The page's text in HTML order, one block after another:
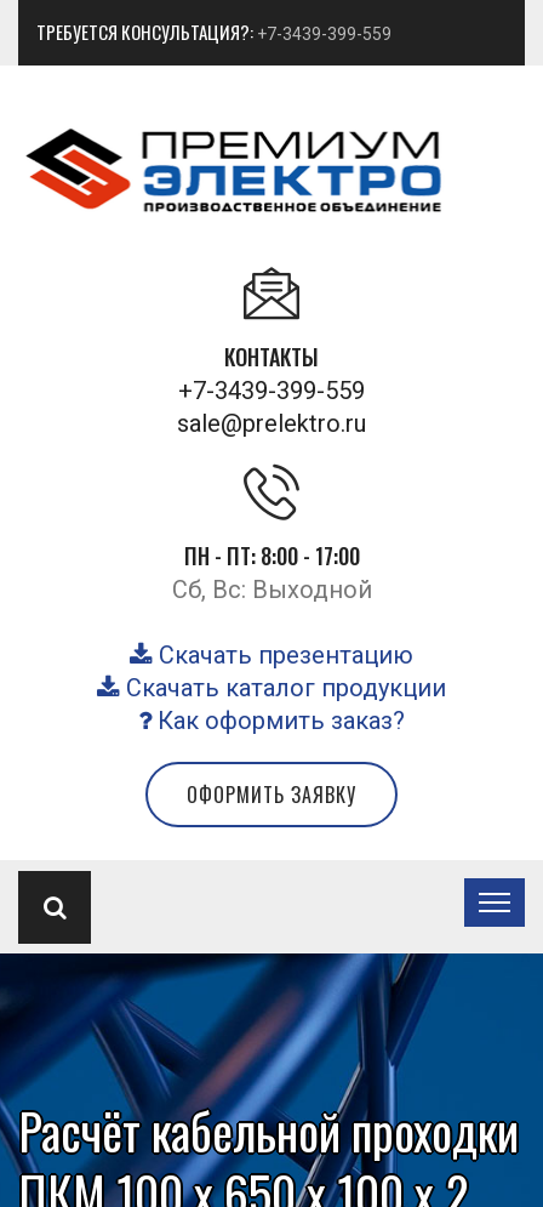
ТРЕБУЕТСЯ КОНСУЛЬТАЦИЯ?: +7-3439-399-559
КОНТАКТЫ
+7-3439-399-559
sale@prelektro.ru
ПН - ПТ: 8:00 - 17:00
Сб, Вс: Выходной
Скачать презентацию
Скачать каталог продукции
Как оформить заказ?
ОФОРМИТЬ ЗАЯВКУ
Расчёт кабельной проходки